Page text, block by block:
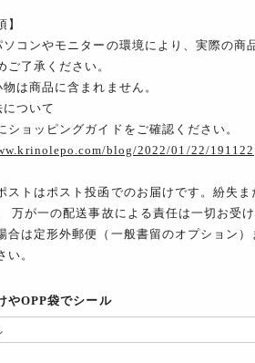
】
コンやモニターの環境により、実際の商
ご了承ください。
は商品に含まれません。
ついて
ショッピングガイドをご確認ください。
blog/2022/01/22/191122
ストはポスト投函でのお届けです。紛失
万が一の配送事故による責任は一切お受
合は定形外郵便（一般書留のオプション
い。
やOPP袋でシール